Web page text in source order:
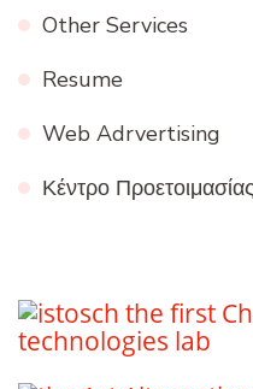
Other Services
Resume
Web Adrvertising
Κέντρο